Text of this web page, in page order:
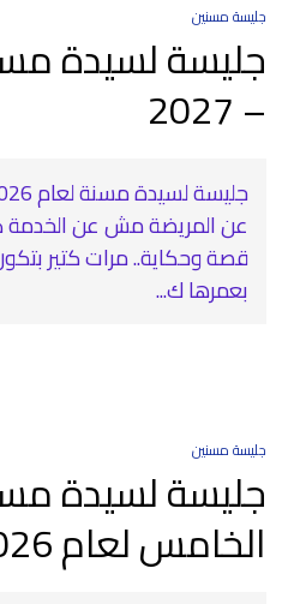
جليسة مسنين
– 2027
عن المريضة مش عن
قصة وحكاية.. مرات كتير
بعمرها ك...
جليسة مسنين
جليسة لسيدة
الخامس لعام 2026 – 2027